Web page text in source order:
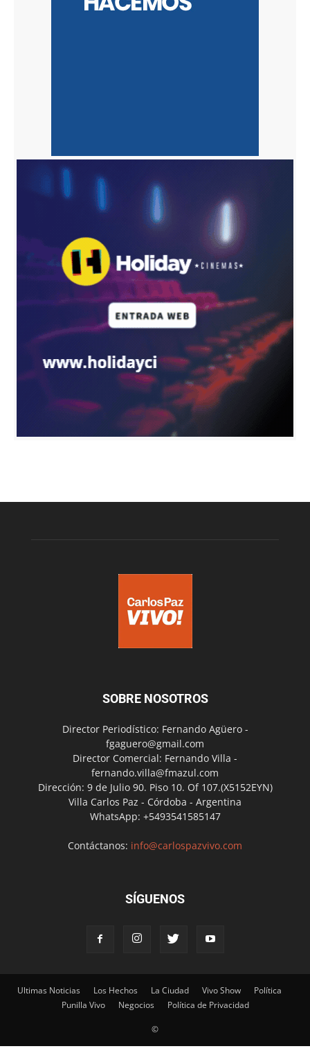
SOBRE NOSOTROS
Director Periodístico: Fernando Agüero -
fgaguero@gmail.com
Director Comercial: Fernando Villa -
fernando.villa@fmazul.com
Dirección: 9 de Julio 90. Piso 10. Of 107.(X5152EYN)
Villa Carlos Paz - Córdoba - Argentina
WhatsApp: +5493541585147
Contáctanos: info@carlospazvivo.com
SÍGUENOS
Ultimas Noticias Los Hechos La Ciudad Vivo Show
Política
Punilla Vivo
Negocios Política de Privacidad
©